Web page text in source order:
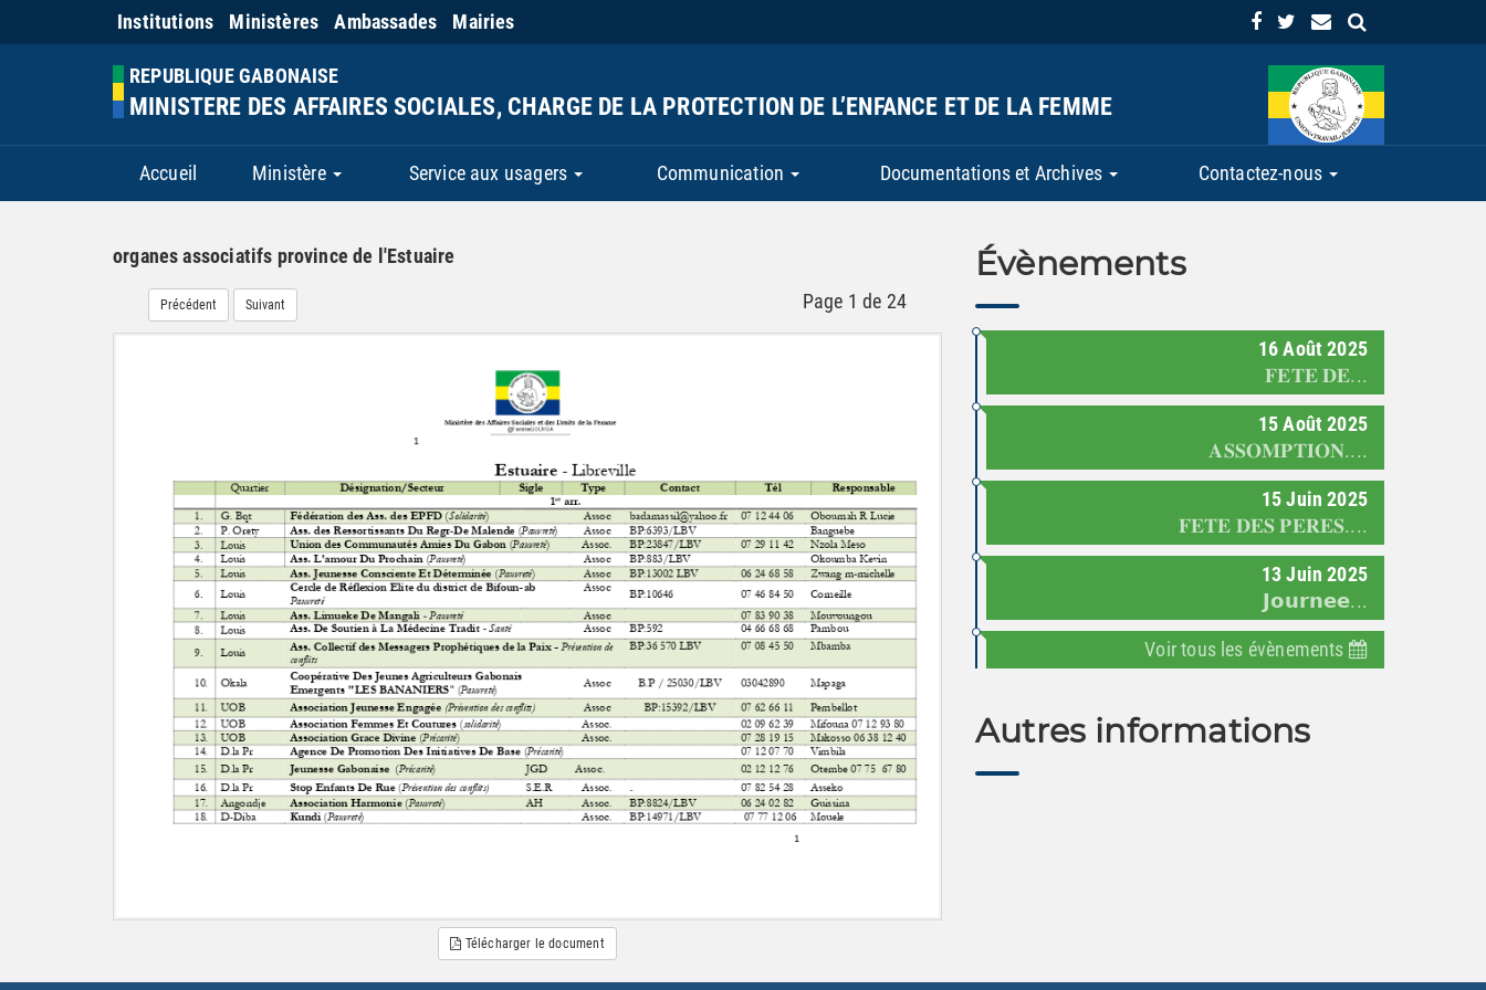
Institutions Ministères Ambassades Mairies
REPUBLIQUE GABONAISE
MINISTERE DES AFFAIRES SOCIALES, CHARGE DE LA PROTECTION DE L’ENFANCE ET DE LA FEMME
Accueil Ministère Service aux usagers Communication Documentations et Archives Contactez-nous
organes associatifs province de l'Estuaire
Précédent Suivant Page 1 de 24
Télécharger le document
Évènements
16 Août 2025
𝐅𝐄𝐓𝐄 𝐃𝐄...
15 Août 2025
𝐀𝐒𝐒𝐎𝐌𝐏𝐓𝐈𝐎𝐍....
15 Juin 2025
𝐅𝐄𝐓𝐄 𝐃𝐄𝐒 𝐏𝐄𝐑𝐄𝐒....
13 Juin 2025
𝗝𝗼𝘂𝗿𝗻𝗲𝗲...
Voir tous les évènements
Autres informations